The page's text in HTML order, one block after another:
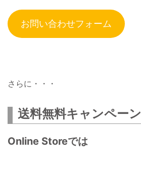
お問い合わせフォーム
さらに・・・
送料無料キャンペーン
Online Storeでは